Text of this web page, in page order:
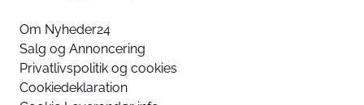
Om Nyheder24
Salg og Annoncering
Privatlivspolitik og cookies
Cookiedeklaration